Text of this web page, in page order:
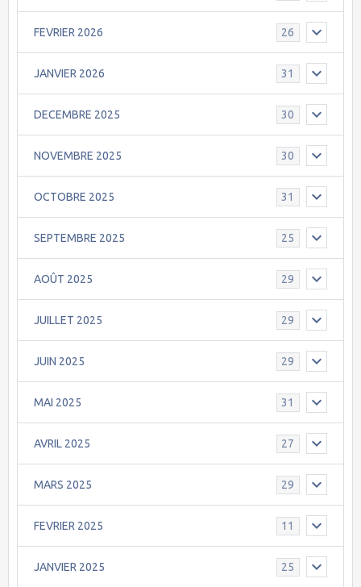
FEVRIER 2026 26
JANVIER 2026 31
DECEMBRE 2025 30
NOVEMBRE 2025 30
OCTOBRE 2025 31
SEPTEMBRE 2025 25
AOÛT 2025 29
JUILLET 2025 29
JUIN 2025 29
MAI 2025 31
AVRIL 2025 27
MARS 2025 29
FEVRIER 2025 11
JANVIER 2025 25